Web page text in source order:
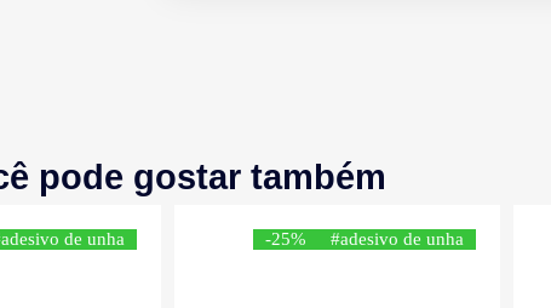
pode gostar também
de unha -25% #adesivo de unha